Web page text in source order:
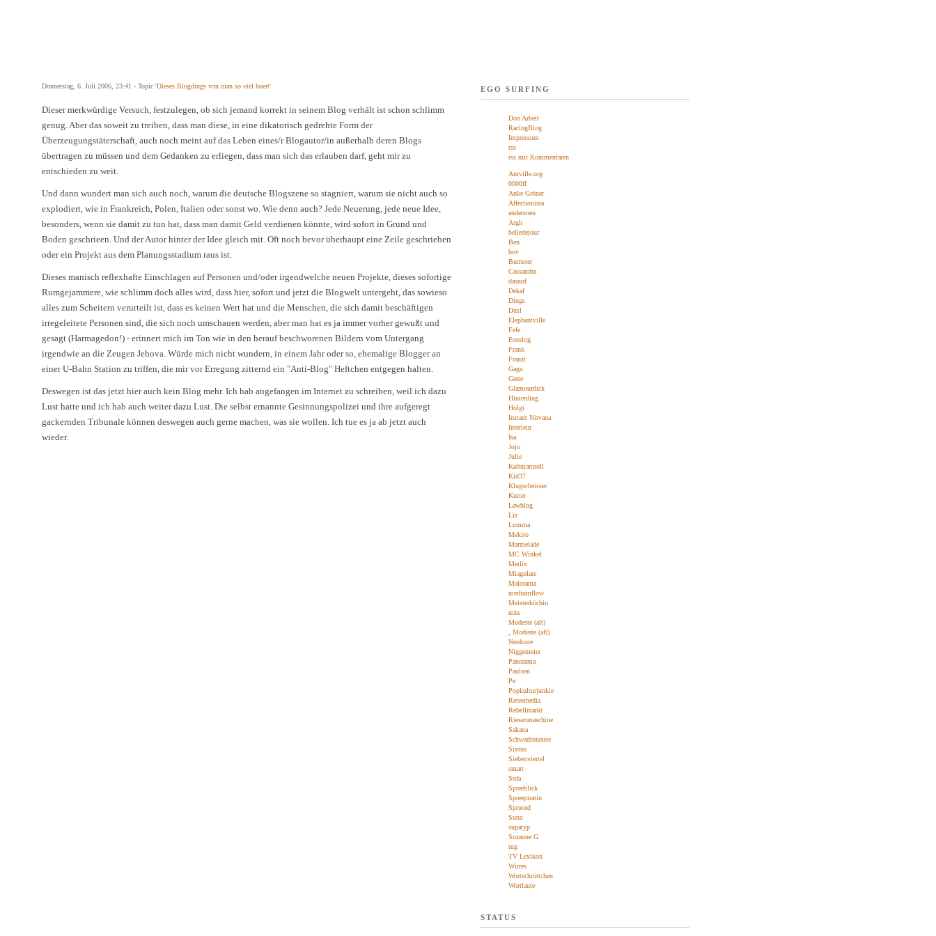
Donnerstag, 6. Juli 2006, 23:41 - Topic 'Dieses Blogdings von man so viel hoert'
Dieser merkwürdige Versuch, festzulegen, ob sich jemand korrekt in seinem Blog verhält ist schon schlimm
genug. Aber das soweit zu treiben, dass man diese, in eine dikatorisch gedrehte Form der
Überzeugungstäterschaft, auch noch meint auf das Leben eines/r Blogautor/in außerhalb deren Blogs
übertragen zu müssen und dem Gedanken zu erliegen, dass man sich das erlauben darf, geht mir zu
entschieden zu weit.
Und dann wundert man sich auch noch, warum die deutsche Blogszene so stagniert, warum sie nicht auch so
explodiert, wie in Frankreich, Polen, Italien oder sonst wo. Wie denn auch? Jede Neuerung, jede neue Idee,
besonders, wenn sie damit zu tun hat, dass man damit Geld verdienen könnte, wird sofort in Grund und
Boden geschrieen. Und der Autor hinter der Idee gleich mit. Oft noch bevor überhaupt eine Zeile geschrieben
oder ein Projekt aus dem Planungsstadium raus ist.
Dieses manisch reflexhafte Einschlagen auf Personen und/oder irgendwelche neuen Projekte, dieses sofortige
Rumgejammere, wie schlimm doch alles wird, dass hier, sofort und jetzt die Blogwelt untergeht, das sowieso
alles zum Scheitern verurteilt ist, dass es keinen Wert hat und die Menschen, die sich damit beschäftigen
irregeleitete Personen sind, die sich noch umschauen werden, aber man hat es ja immer vorher gewußt und
gesagt (Harmagedon!) - erinnert mich im Ton wie in den herauf beschworenen Bildern vom Untergang
irgendwie an die Zeugen Jehova. Würde mich nicht wundern, in einem Jahr oder so, ehemalige Blogger an
einer U-Bahn Station zu triffen, die mir vor Erregung zitternd ein "Anti-Blog" Heftchen entgegen halten.
Deswegen ist das jetzt hier auch kein Blog mehr. Ich hab angefangen im Internet zu schreiben, weil ich dazu
Lust hatte und ich hab auch weiter dazu Lust. Die selbst ernannte Gesinnungspolizei und ihre aufgeregt
gackernden Tribunale können deswegen auch gerne machen, was sie wollen. Ich tue es ja ab jetzt auch
wieder.
EGO SURFING
Don Arbeit
RacingBlog
Impressum
rss
rss mit Kommentaren
Antville.org
0000ff
Anke Gröner
Affectionista
andersneu
Argh
belledejour
Ben
bov
Burnster
Cassandra
dasnuf
Dekaf
Dings
Dusl
Elephantville
Fefe
Fotolog
Frank
Franzi
Gaga
Grete
Glamourdick
Hinterding
Holgi
Instant Nirvana
Interieur
Isa
Jojo
Julie
Kaltmamsell
Kid37
Klugscheisser
Kutter
Lawblog
Liz
Lumma
Mekito
Marmelade
MC Winkel
Merlix
Miagolare
Malorama
mediumflow
Meisterköchin
mks
Modeste (alt)
Modeste (alt)
Nerdcore
Niggemeier
Panorama
Paulsen
Pe
Popkulturjunkie
Retromedia
Rebellmarkt
Riesenmaschine
Sakana
Schwadroneuse
Sixtus
Siebenviertel
smart
Sofa
Spreeblick
Spreepiratin
Spruced
Suna
supatyp
Suzanne G
tug
TV Lexikon
Wirres
Wortschnittchen
Wortlaute
STATUS